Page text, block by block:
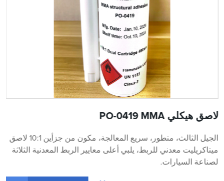
لاصق هيكلي PO-0419 MMA
الجيل الثالث، متطور، سريع المعالجة، مكون من جزأين 10:1 لاصق
ميتاكريليت معدني للربط، يلبي أعلى معايير الربط المعدنية الثلاثة
لصناعة السيارات.